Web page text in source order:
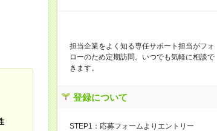
担当企業をよく知る専任サポート担当がフォ
ローのため定期訪問。いつでも気軽に相談で
きます。
登録について
STEP1：応募フォームよりエントリー